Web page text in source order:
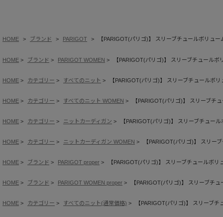
HOME ブランド PARIGOT 【PARIGOT(パリゴ)】 スリーブチュールボリュー
HOME ブランド PARIGOT WOMEN 【PARIGOT(パリゴ)】 スリーブチュールボ
HOME カテゴリー すべてのニット 【PARIGOT(パリゴ)】 スリーブチュールボ
HOME カテゴリー すべてのニット WOMEN 【PARIGOT(パリゴ)】 スリーブチ
HOME カテゴリー ニットカーディガン 【PARIGOT(パリゴ)】 スリーブチュー
HOME カテゴリー ニットカーディガン WOMEN 【PARIGOT(パリゴ)】 スリー
HOME ブランド PARIGOT proper 【PARIGOT(パリゴ)】 スリーブチュールボリ
HOME ブランド PARIGOT WOMEN proper 【PARIGOT(パリゴ)】 スリーブチ
HOME カテゴリー すべてのニット(通常価格) 【PARIGOT(パリゴ)】 スリーブ